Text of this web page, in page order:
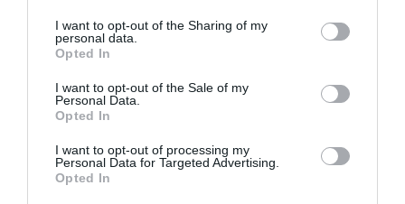
I want to opt-out of the Sharing of my
personal data.
Opted In
I want to opt-out of the Sale of my
Personal Data.
Opted In
I want to opt-out of processing my
Personal Data for Targeted Advertising.
Opted In
Applus compra
Talon Test
Laboratories
Applus Idiada vol
l'alternativa al
Applus
acord per